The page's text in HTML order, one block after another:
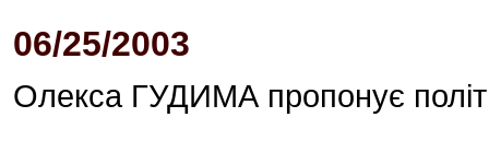
06/25/2003
Олекса ГУДИМА пропонує